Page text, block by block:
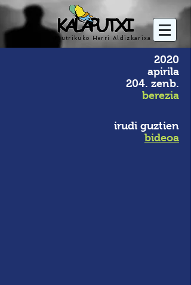
Mutrikuko Herri Aldizkarixa
2020
apirila
204. zenb.
berezia
irudi guztien
bideoa